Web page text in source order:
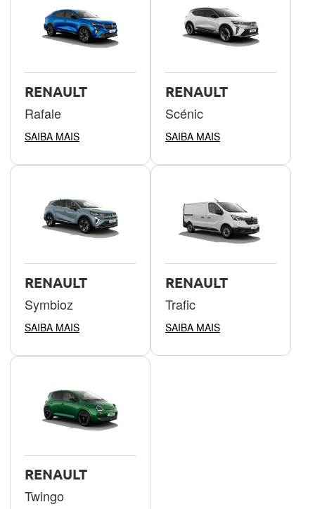
RENAULT
Rafale
SAIBA MAIS
RENAULT
Scénic
SAIBA MAIS
RENAULT
Symbioz
SAIBA MAIS
RENAULT
Trafic
SAIBA MAIS
RENAULT
Twingo